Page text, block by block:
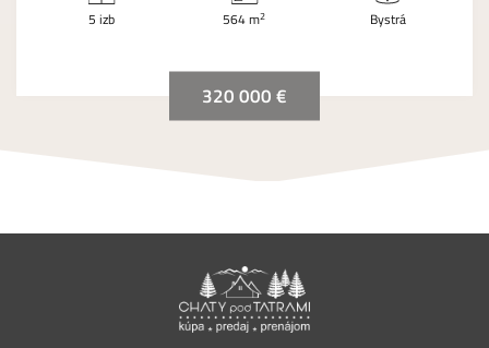
5 izb 564 m2 Bystrá
320 000 €